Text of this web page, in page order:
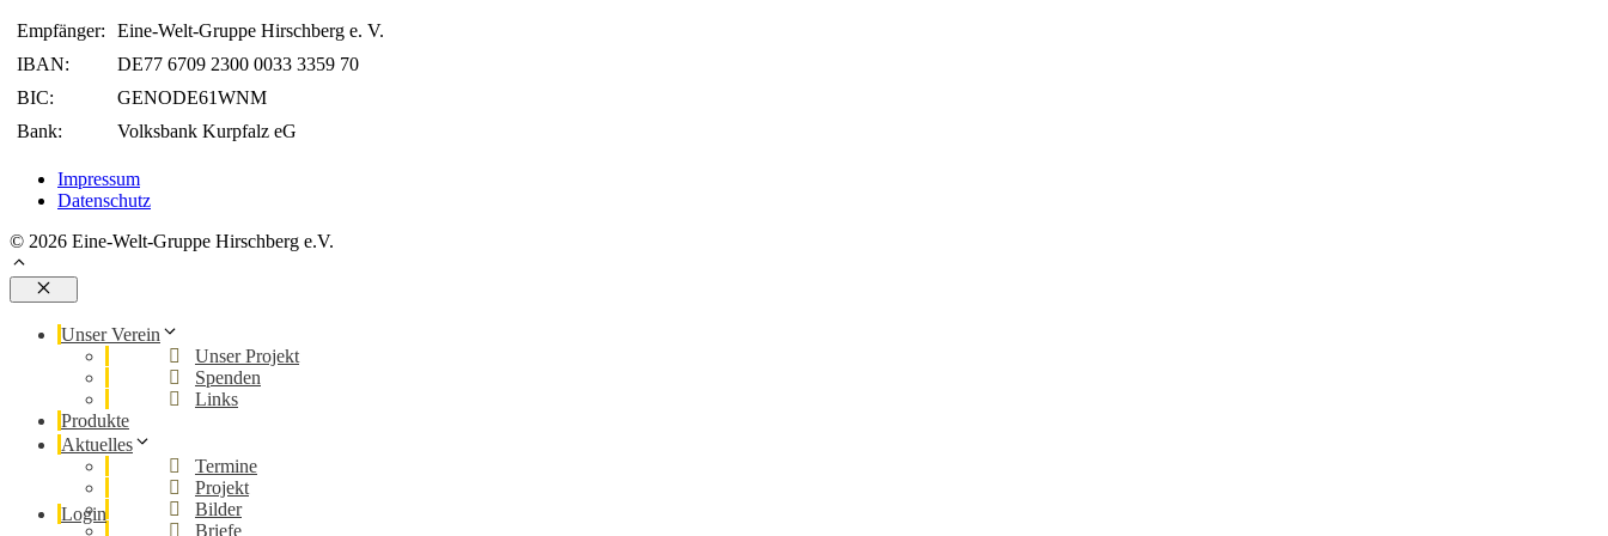
Empfänger:
Eine-Welt-Gruppe Hirschberg e. V.
IBAN:
DE77 6709 2300 0033 3359 70
BIC:
GENODE61WNM
Bank:
Volksbank Kurpfalz eG
Impressum
Datenschutz
© 2026 Eine-Welt-Gruppe Hirschberg e.V.
Schließen
Unser Verein
Unser Projekt
Spenden
Links
Produkte
Aktuelles
Termine
Projekt
Bilder
Briefe
Login